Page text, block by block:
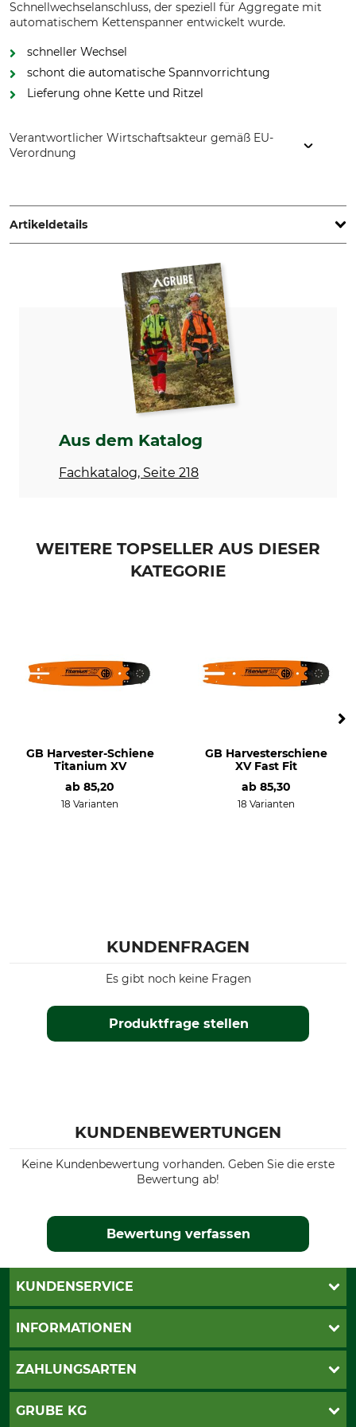
Schnellwechselanschluss, der speziell für Aggregate mit
automatischem Kettenspanner entwickelt wurde.
schneller Wechsel
schont die automatische Spannvorrichtung
Lieferung ohne Kette und Ritzel
Verantwortlicher Wirtschaftsakteur gemäß EU-
Verordnung
Germany, www.oregonproducts.com
Artikeldetails
Treibgliedstärke/Nutbreite
2,0 mm
Zähne Umlenkstern
Marke
Oregon
Modellbezeichnung
Jet-Fit
Herstellung
Hersteller-Artikel-Nr.
602HSFL163
60 cm
Aus dem Katalog
Fachkatalog, Seite 218
WEITERE TOPSELLER AUS DIESER
KATEGORIE
GB Harvester-Schiene
Titanium XV
ab 85,20
18 Varianten
GB Harvesterschiene
XV Fast Fit
ab 85,30
18 Varianten
KUNDENFRAGEN
Produktfrage stellen
Es gibt noch keine Fragen
KUNDENBEWERTUNGEN
Keine Kundenbewertung vorhanden. Geben Sie die erste
Bewertung ab!
Bewertung verfassen
KUNDENSERVICE
Live-Shopping
Seilwindenprüfung
INFORMATIONEN
AGB
ZAHLUNGSARTEN
PayPal
GRUBE KG